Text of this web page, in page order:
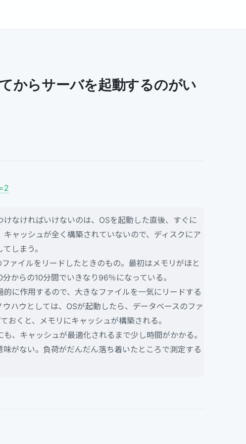
からサーバを起動するのがい
なければいけないのは、OSを起動した直後、すぐに
ャッシュが全く構築されていないので、ディスクにア
しまう。
ァイルをリードしたときのもの。最初はメモリがほと
からの10分間でいきなり96％になっている。
に作用するので、大きなファイルを一気にリードする
ハウとしては、OSが起動したら、データベースのファ
くと、メモリにキャッシュが構築される。
、キャッシュが最適化されるまで少し時間がかかる。
がない。負荷がだんだん落ち着いたところで測定する